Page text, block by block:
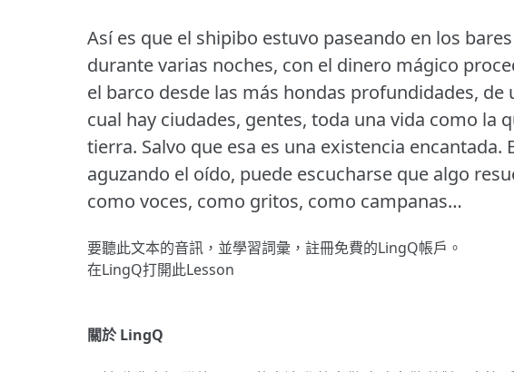
Así es que el shipibo estuvo paseando en los
durante varias noches, con el dinero mágico
el barco desde las más hondas profundidades,
cual hay ciudades, gentes, toda una vida como la
tierra. Salvo que esa es una existencia encantada.
aguzando el oído, puede escucharse que algo
como voces, como gritos, como campanas…
要聽此文本的音訊，並學習詞彙， 註冊免費的LingQ帳戶。
在LingQ打開此Lesson
關於 LingQ